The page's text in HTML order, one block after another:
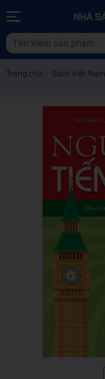
Trang chủ Sách Việt Nam